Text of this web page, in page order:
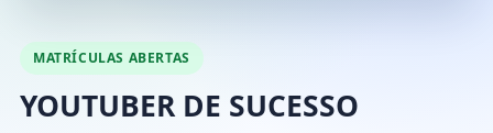
MATRÍCULAS ABERTAS
YOUTUBER DE SUCESSO